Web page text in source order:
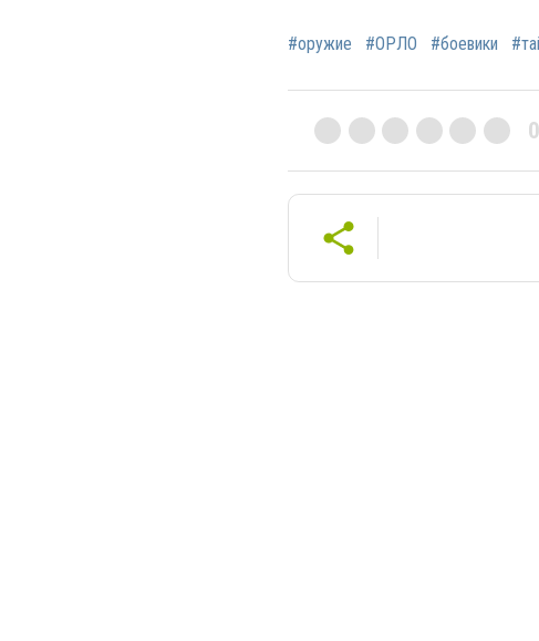
#оружие #ОРЛО #боевики